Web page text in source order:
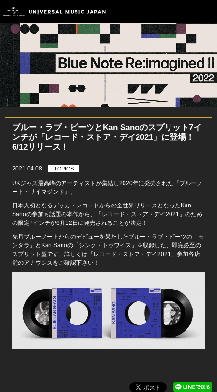
ブルー・ラブ・ビーツとKan Sanoのスプリット7イ
ンチが「レコード・ストア・デイ2021」に登場！
6/12リリース！
2021.04.08 TOPICS
UKジャズ最高峰のアーティストが集結し2020年に発売された『ブルーノ
ート・リイマジンド』。
日本人初となるデッカ・レコードからの全世界リリースとなったKan
Sanoの参加も話題の本作から、「レコード・ストア・デイ2021」のため
の限定7インチが6月12日に発売されることが決定！
先月ブルーノートからのデビューを果たしたブルー・ラブ・ビーツの「モ
ンタラ」とKan Sanoの「シンク・トゥワイス」を収録した、即完必至の
スプリット盤です。詳しくは「レコード・ストア・デイ2021」参加各店
舗のアナウンスをご確認下さい！